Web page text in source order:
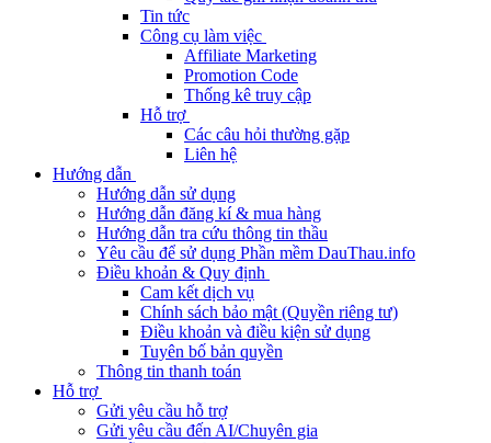
Tin tức
Công cụ làm việc
Affiliate Marketing
Promotion Code
Thống kê truy cập
Hỗ trợ
Các câu hỏi thường gặp
Liên hệ
Hướng dẫn
Hướng dẫn sử dụng
Hướng dẫn đăng kí & mua hàng
Hướng dẫn tra cứu thông tin thầu
Yêu cầu để sử dụng Phần mềm DauThau.info
Điều khoản & Quy định
Cam kết dịch vụ
Chính sách bảo mật (Quyền riêng tư)
Điều khoản và điều kiện sử dụng
Tuyên bố bản quyền
Thông tin thanh toán
Hỗ trợ
Gửi yêu cầu hỗ trợ
Gửi yêu cầu đến AI/Chuyên gia